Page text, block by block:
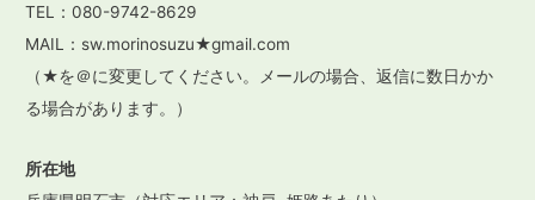
TEL：080-9742-8629
MAIL：sw.morinosuzu★gmail.com
（★を＠に変更してください。メールの場合、返信に数日かか
る場合があります。）
所在地